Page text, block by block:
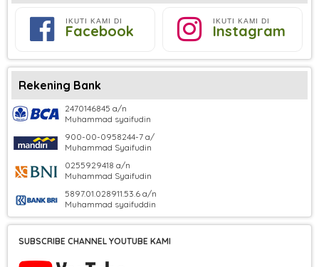
IKUTI KAMI DI
Facebook
IKUTI KAMI DI
Instagram
Rekening Bank
2470146845 a/n
Muhammad syaifudin
900-00-0958244-7 a/
Muhammad Syaifudin
0255929418 a/n
Muhammad Syaifudin
5897.01.028911.53.6 a/n
Muhammad syaifuddin
SUBSCRIBE CHANNEL YOUTUBE KAMI